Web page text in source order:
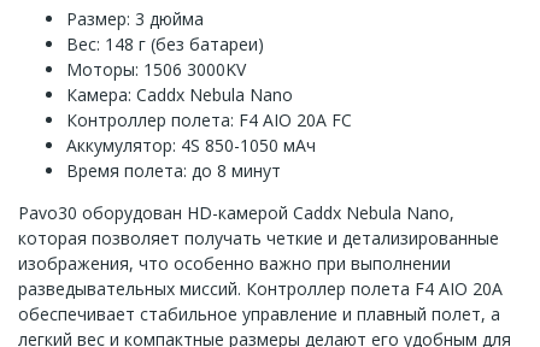
Размер: 3 дюйма
Вес: 148 г (без батареи)
Моторы: 1506 3000KV
Камера: Caddx Nebula Nano
Контроллер полета: F4 AIO 20A FC
Аккумулятор: 4S 850-1050 мАч
Время полета: до 8 минут
Pavo30 оборудован HD-камерой Caddx Nebula Nano,
которая позволяет получать четкие и детализированные
изображения, что особенно важно при выполнении
разведывательных миссий. Контроллер полета F4 AIO 20A
обеспечивает стабильное управление и плавный полет, а
легкий вес и компактные размеры делают его удобным для